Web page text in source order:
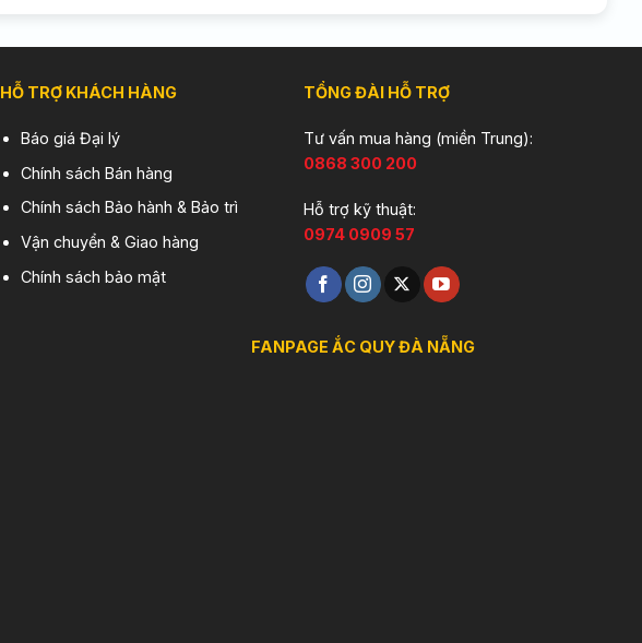
HỖ TRỢ KHÁCH HÀNG
Báo giá Đại lý
Chính sách Bán hàng
Chính sách Bảo hành & Bảo trì
Vận chuyển & Giao hàng
Chính sách bảo mật
TỔNG ĐÀI HỖ TRỢ
Tư vấn mua hàng (miền Trung):
0868 300 200
Hỗ trợ kỹ thuật:
0974 0909 57
FANPAGE ẮC QUY ĐÀ NẴNG